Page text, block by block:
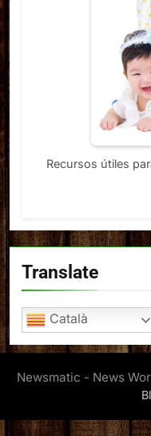
Recursos útiles
Translate
Català
Newsmatic - News